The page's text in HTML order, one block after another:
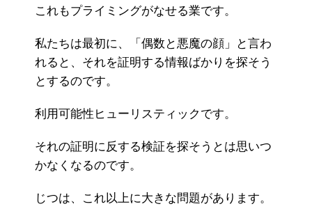
これもプライミングがなせる業です。
私たちは最初に、「偶数と悪魔の顔」と言わ
れると、それを証明する情報ばかりを探そう
とするのです。
利用可能性ヒューリスティックです。
それの証明に反する検証を探そうとは思いつ
かなくなるのです。
じつは、これ以上に大きな問題があります。